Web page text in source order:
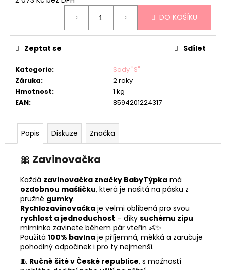
DO KOŠÍKU
Kategorie:
Sady "S"
Záruka:
2 roky
Hmotnost:
1 kg
EAN: 8594201224317
Zeptat se Sdílet
Popis Diskuze Značka
🎀 Zavinovačka
Každá zavinovačka značky BabyTýpka má
ozdobnou mašličku, která je našitá na pásku z
pružné gumky.
Rychlozavinovačka je velmi oblíbená pro svou
rychlost a jednoduchost – díky suchému zipu
miminko zavinete během pár vteřin 👶✨
Použitá 100% bavlna je příjemná, měkká a zaručuje
pohodlný odpočinek i pro ty nejmenší.
🧵 Ručně šité v České republice, s možností